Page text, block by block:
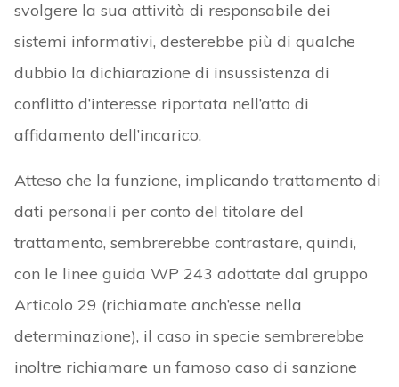
svolgere la sua attività di responsabile dei
sistemi informativi, desterebbe più di qualche
dubbio la dichiarazione di insussistenza di
conflitto d’interesse riportata nell’atto di
affidamento dell’incarico.
Atteso che la funzione, implicando trattamento di
dati personali per conto del titolare del
trattamento, sembrerebbe contrastare, quindi,
con le linee guida WP 243 adottate dal gruppo
Articolo 29 (richiamate anch’esse nella
determinazione), il caso in specie sembrerebbe
inoltre richiamare un famoso caso di sanzione